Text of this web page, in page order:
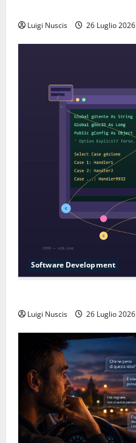
Luigi Nuscis 26 Luglio 2026
Software Development
Luigi Nuscis 26 Luglio 2026